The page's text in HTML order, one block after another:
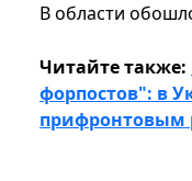
В области
Читайте также:
форпостов": в
прифронтовым